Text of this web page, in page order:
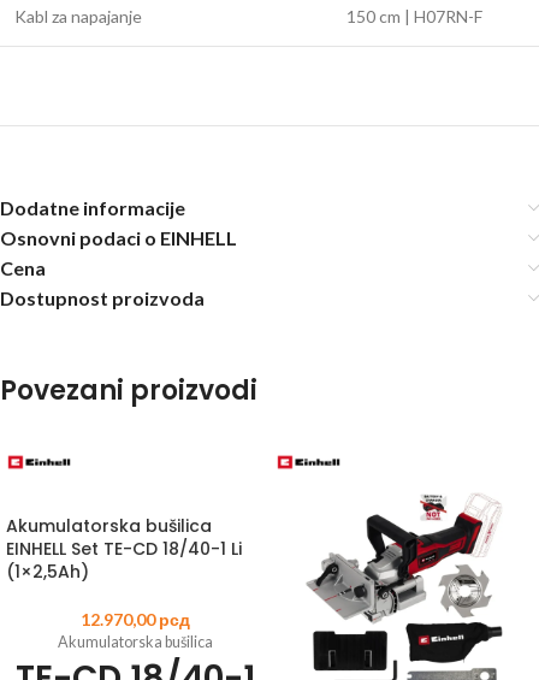
Kabl za napajanje 150 cm | H07RN-F
Dodatne informacije
Osnovni podaci o EINHELL
Cena
Dostupnost proizvoda
Povezani proizvodi
Akumulatorska bušilica
EINHELL Set TE-CD 18/40-1 Li
(1×2,5Ah)
12.970,00рсд
Akumulatorska bušilica